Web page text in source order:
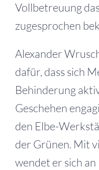
Vollbetreuung
zugesprochen
Alexander
dafür, dass sich
Behinderung
Geschehen
den Elbe-
der Grünen. Mit
wendet er sich